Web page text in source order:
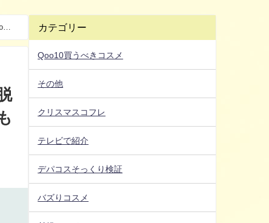
カテゴリー
Qoo10買うべきコスメ
その他
クリスマスコフレ
テレビで紹介
デパコスそっくり検証
バズりコスメ